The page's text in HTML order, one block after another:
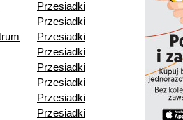
Przesiadki
Przesiadki
Przesiadki
Przesiadki
Przesiadki
Przesiadki
Przesiadki
Przesiadki